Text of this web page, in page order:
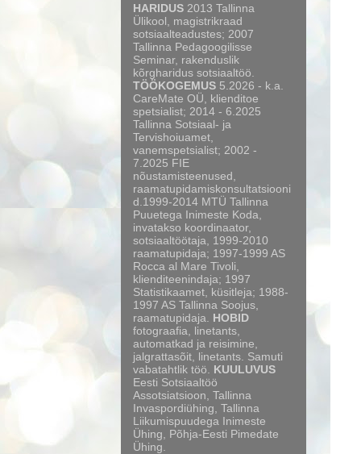
HARIDUS 2013 Tallinna
Ülikool, magistrikraad
sotsiaalteadustes; 2007
Tallinna Pedagoogilisse
Seminar, rakenduslik
kõrgharidus sotsiaaltöö.
TÖÖKOGEMUS 5.2026 - k.a.
CareMate OÜ, klienditoe
spetsialist; 2014 - 6.2025
Tallinna Sotsiaal- ja
Tervishoiuamet,
vanemspetsialist; 2002 -
7.2025 FIE
nõustamisteenused,
raamatupidamiskonsultatsiooni
d.1999-2014 MTÜ Tallinna
Puuetega Inimeste Koda,
invatakso koordinaator,
sotsiaaltöötaja, 1999-2010
raamatupidaja; 1997-1999 AS
Rocca al Mare Tivoli,
klienditeenindaja; 1997
Statistikaamet, küsitleja; 1988-
1997 AS Tallinna Soojus,
raamatupidaja. HOBID
fotograafia, linetants,
automatkad ja reisimine,
jalgrattasõit, linetants. Samuti
vabatahtlik töö. KUULUVUS
Eesti Sotsiaaltöö
Assotsiatsioon, Tallinna
Invaspordiühing, Tallinna
Liikumispuudega Inimeste
Ühing, Põhja-Eesti Pimedate
Ühing.